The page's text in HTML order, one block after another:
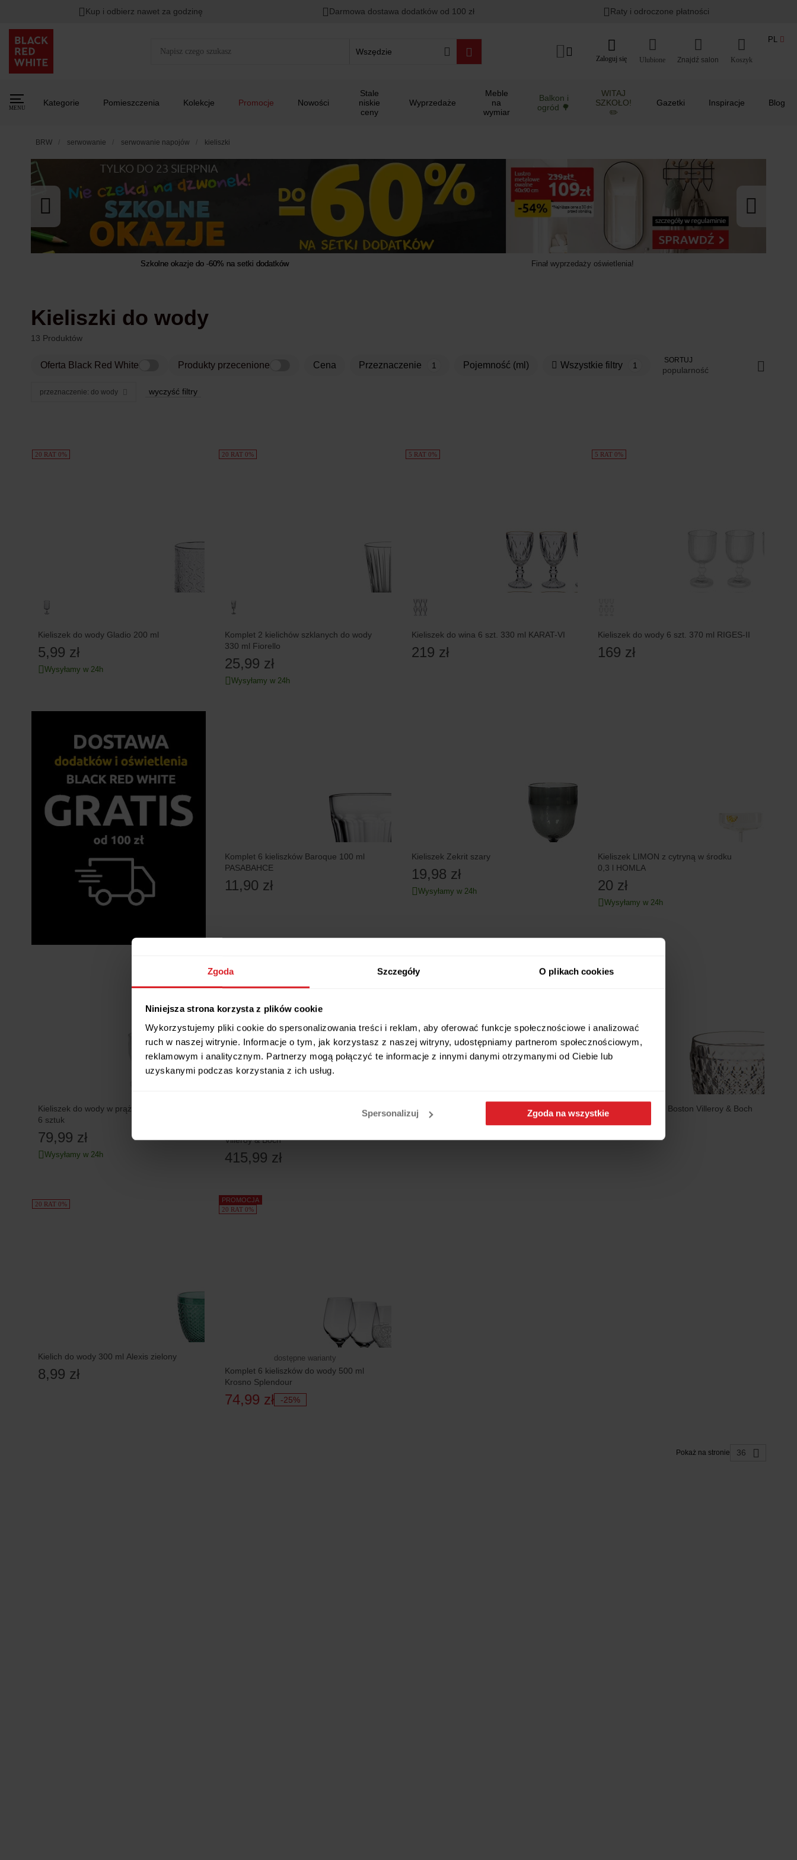
Zgoda Szczegóły O plikach cookies
Niniejsza strona korzysta z plików cookie
Wykorzystujemy pliki cookie do spersonalizowania treści i reklam, aby oferować funkcje społecznościowe i analizować
ruch w naszej witrynie. Informacje o tym, jak korzystasz z naszej witryny, udostępniamy partnerom społecznościowym,
reklamowym i analitycznym. Partnerzy mogą połączyć te informacje z innymi danymi otrzymanymi od Ciebie lub
uzyskanymi podczas korzystania z ich usług.
Spersonalizuj Zgoda na wszystkie
Rabat naHITY DNIA przy zapisie na Newsletter. 00 : Lato w ogrodzie i na balkonie >
Kup i odbierz nawet za godzinę Darmowa dostawa dodatków od 100 zł Raty i odroczone płatności
Wszędzie
Zaloguj się Ulubione Koszyk
PL
MENU
Kategorie Pomieszczenia Kolekcje Promocje Nowości
Stale
niskie
ceny
Wyprzedaże
Meble
na
wymiar
Balkon i
ogród 🌳
WITAJ
SZKOŁO!
✏️
Gazetki Inspiracje Blog
BRW serwowanie serwowanie napojów kieliszki
Szkolne okazje do -60% na setki dodatków Finał wyprzedaży oświetlenia!
Kieliszki do wody
13 Produktów
Oferta Black Red White Produkty przecenione Cena przeznaczenie 1 pojemność (ml) Wszystkie filtry 1
przeznaczenie: do wody wyczyść filtry
SORTUJ
popularność
Produkty
20 RAT 0%
Kieliszek do wody Gladio 200 ml
5,99 zł
Wysyłamy w 24h
20 RAT 0%
Komplet 2 kielichów szklanych do wody
330 ml Fiorello
25,99 zł
Wysyłamy w 24h
5 RAT 0%
Kieliszek do wina 6 szt. 330 ml KARAT-VI
219 zł
5 RAT 0%
Kieliszek do wody 6 szt. 370 ml RIGES-II
169 zł
Komplet 6 kieliszków Baroque 100 ml
PASABAHCE
11,90 zł
Kieliszek Zekrit szary
19,98 zł
Wysyłamy w 24h
Kieliszek LIMON z cytryną w środku
0,3 l HOMLA
20 zł
Wysyłamy w 24h
Kieliszek do wody w prążki, 370 ml,
6 sztuk
79,99 zł
Wysyłamy w 24h
5 RAT 0%
Villeroy & Boch
415,99 zł
Kieliszek do wody Boston Villeroy & Boch Szklanka do wody Boston Villeroy & Boch
96,99 zł
20 RAT 0%
Kielich do wody 300 ml Alexis zielony
8,99 zł
PROMOCJA
20 RAT 0%
dostępne warianty
Komplet 6 kieliszków do wody 500 ml
Krosno Splendour
74,99 zł -25%
Pokaż na stronie 36